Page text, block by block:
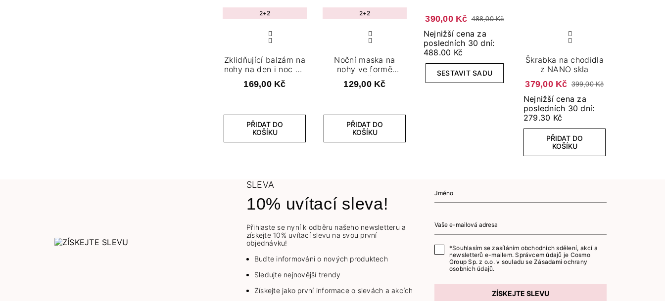
2+2
Zklidňující balzám na
nohy na den i noc 50
169,00 Kč
PŘIDAT DO
KOŠÍKU
2+2
Noční maska na
nohy ve formě
ponožek
129,00 Kč
PŘIDAT DO
KOŠÍKU
390,00 Kč 488,00 Kč
Nejnižší cena za
posledních 30 dní:
488.00 Kč
SESTAVIT SADU
Škrabka na chodidla
z NANO skla
379,00 Kč 399,00 Kč
Nejnižší cena za
posledních 30 dní:
279.30 Kč
PŘIDAT DO
KOŠÍKU
SLEVA
10% uvítací sleva!
Přihlaste se nyní k odběru našeho newsletteru a
získejte 10% uvítací slevu na svou první
objednávku!
Buďte informováni o nových produktech
Sledujte nejnovější trendy
Získejte jako první informace o slevách a akcích
*Souhlasím se zasíláním obchodních sdělení, akcí a
newsletterů e-mailem. Správcem údajů je Cosmo
Group Sp. z o.o. v souladu seZásadami ochrany
osobních údajů.
ZÍSKEJTE SLEVU